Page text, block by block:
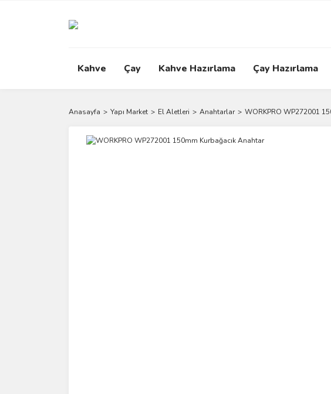
Kahve Çay Kahve Hazırlama Çay Hazırlama
Anasayfa Yapı Market El Aletleri Anahtarlar WORKPRO WP272001